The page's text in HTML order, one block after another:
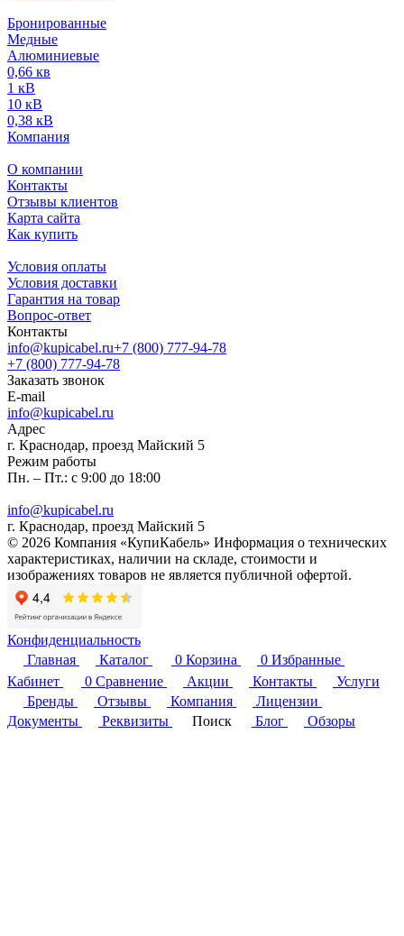
Бронированные
Медные
Алюминиевые
0,66 кв
1 кВ
10 кВ
0,38 кВ
Компания
О компании
Контакты
Отзывы клиентов
Карта сайта
Как купить
Условия оплаты
Условия доставки
Гарантия на товар
Вопрос-ответ
Контакты
info@kupicabel.ru+7 (800) 777-94-78
+7 (800) 777-94-78
Заказать звонок
E-mail
info@kupicabel.ru
Адрес
г. Краснодар, проезд Майский 5
Режим работы
Пн. – Пт.: с 9:00 до 18:00
info@kupicabel.ru
г. Краснодар, проезд Майский 5
© 2026 Компания «КупиКабель» Информация о технических
характеристиках, наличии на складе, стоимости и
изображениях товаров не является публичной офертой.
Конфиденциальность
Главная
Каталог 0 Корзина 0 Избранные
Кабинет
0 Сравнение Акции Контакты
Услуги
Бренды
Отзывы Компания
Лицензии
Документы
Реквизиты Поиск Блог Обзоры